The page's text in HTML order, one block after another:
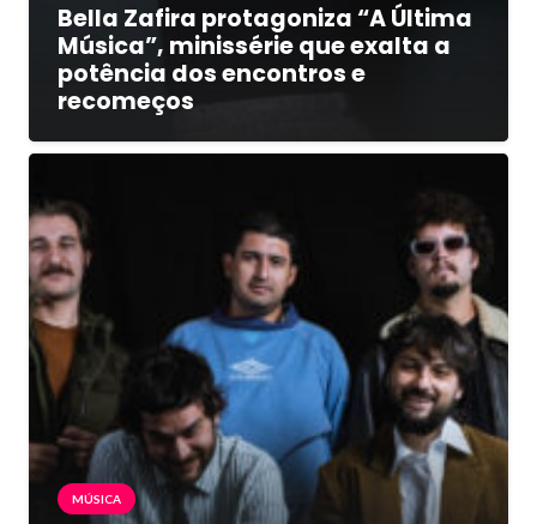
Bella Zafira protagoniza “A Última
Música”, minissérie que exalta a
potência dos encontros e
recomeços
MÚSICA